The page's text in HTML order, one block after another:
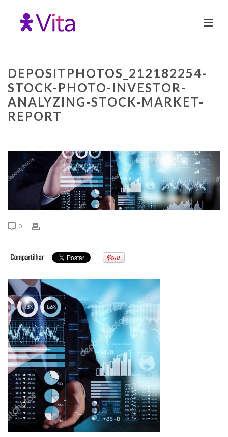
DEPOSITPHOTOS_212182254-
STOCK-PHOTO-INVESTOR-
ANALYZING-STOCK-MARKET-
REPORT
0